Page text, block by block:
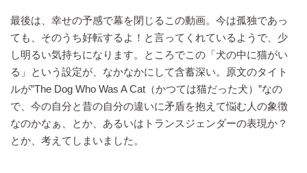
最後は、幸せの予感で幕を閉じるこの動画。今は孤独であっ
ても、そのうち好転するよ！と言ってくれているようで、少
し明るい気持ちになります。ところでこの「犬の中に猫がい
る」という設定が、なかなかにして含蓄深い。原文のタイト
ルが”The Dog Who Was A Cat（かつては猫だった犬）”なの
で、今の自分と昔の自分の違いに矛盾を抱えて悩む人の象徴
なのかなぁ、とか、あるいはトランスジェンダーの表現か？
とか、考えてしまいました。